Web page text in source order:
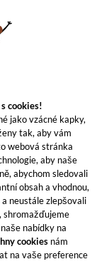
cookies!
jako vzácné kapky,
tak, aby vám
webová stránka
aby naše
abychom sledovali
obsah a vhodnou,
neustále zlepšovali
shromažďujeme
nabídky na
cookies nám
na vaše preference